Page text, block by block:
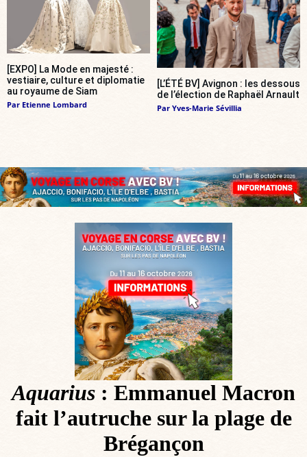
[EXPO] La Mode en majesté :
vestiaire, culture et diplomatie
au royaume de Siam
Par Etienne Lombard
[L’ÉTÉ BV] Avignon : les dessous
de l’élection de Raphaël Arnault
Par Yves-Marie Sévillia
Aquarius : Emmanuel Macron
fait l’autruche sur la plage de
Brégançon